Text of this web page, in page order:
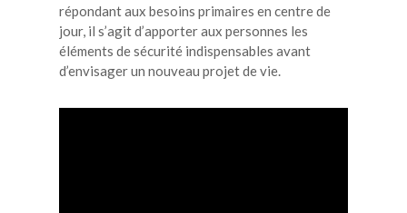
répondant aux besoins primaires en centre de
jour, il s’agit d’apporter aux personnes les
éléments de sécurité indispensables avant
d’envisager un nouveau projet de vie.